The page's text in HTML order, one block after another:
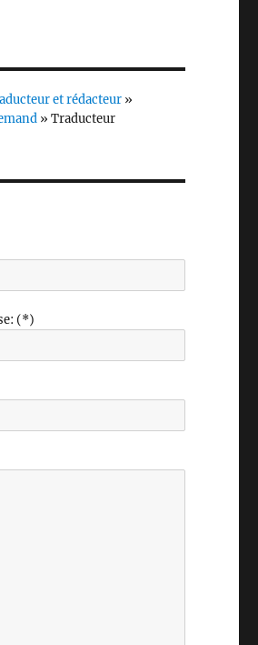
et rédacteur»
» Traducteur
(*)